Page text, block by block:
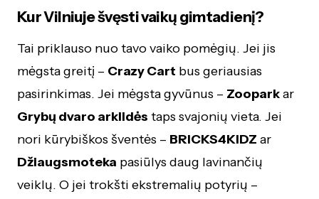
Kur Vilniuje švęsti vaikų gimtadienį?
Tai priklauso nuo tavo vaiko pomėgių. Jei jis
mėgsta greitį – Crazy Cart bus geriausias
pasirinkimas. Jei mėgsta gyvūnus – Zooparkar
Grybų dvaro arklidės taps svajonių vieta. Jei
nori kūrybiškos šventės – BRICKS4KIDZ ar
Džiaugsmoteka pasiūlys daug lavinančių
veiklų. O jei trokšti ekstremalių potyrių –